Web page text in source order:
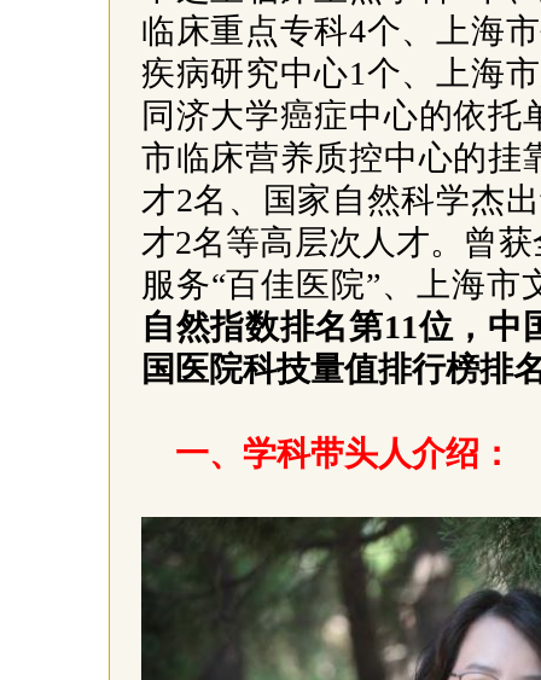
临床重点专科4个、上海
疾病研究中心1个、上海
同济大学癌症中心的依
市临床营养质控中心的挂
才2名、国家自然科学杰
才2名等高层次人才。曾
服务“百佳医院”、上海
自然指数排名第11位，中
国医院科技量值排行榜排
一、学科带头人介绍：